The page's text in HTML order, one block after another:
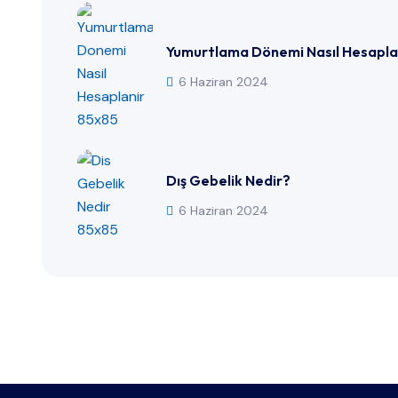
Yumurtlama Dönemi Nasıl
6 Haziran 2024
Dış Gebelik Nedir?
6 Haziran 2024